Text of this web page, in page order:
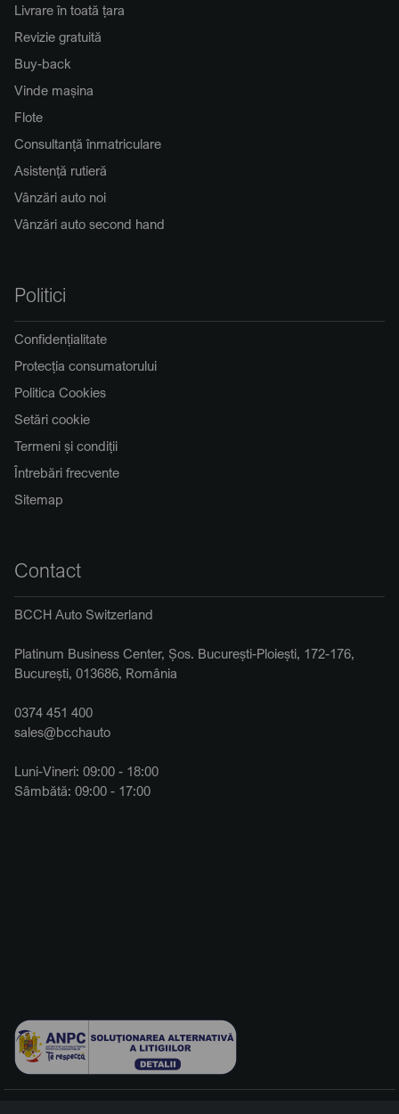
Livrare în toată țara
Revizie gratuită
Buy-back
Vinde mașina
Flote
Consultanță înmatriculare
Asistență rutieră
Vânzări auto noi
Vânzări auto second hand
Politici
Confidențialitate
Protecția consumatorului
Politica Cookies
Setări cookie
Termeni și condiții
Întrebări frecvente
Sitemap
Contact
BCCH Auto Switzerland
Platinum Business Center, Șos. București-Ploiești, 172-176,
București, 013686, România
0374 451 400
sales@bcchauto
Luni-Vineri: 09:00 - 18:00
Sâmbătă: 09:00 - 17:00